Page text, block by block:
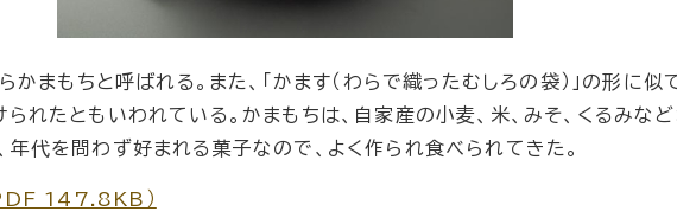
まもちと呼ばれる。また、「かます（わらで織ったむしろの袋）」の形に似
れたともいわれている。かまもちは、自家産の小麦、米、みそ、くるみな
年代を問わず好まれる菓子なので、よく作られ食べられてきた。
PDF 147.8KB）